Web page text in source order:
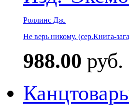
Роллинс Дж.
Не верь никому. (сер.Книга-
988.00 руб.